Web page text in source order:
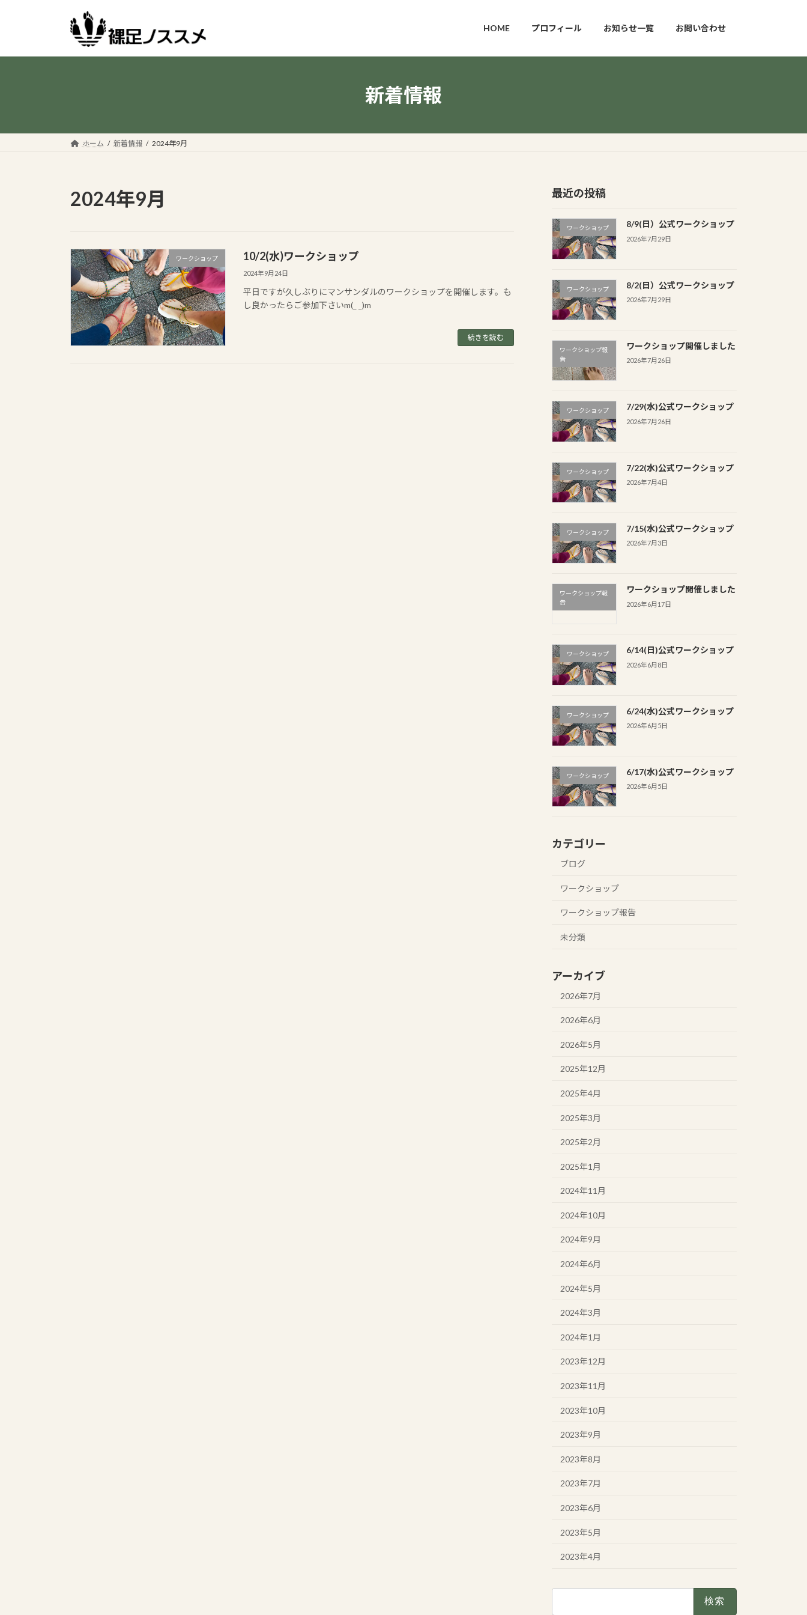
プ
動
HOME プロフィール お知らせ一覧 お問い合わせ
新着情報
ホーム 新着情報 2024年9月
2024年9月
ワークショップ 10/2(水)ワークショップ
2024年9月24日
平日ですが久しぶりにマンサンダルのワークショップを開催します。も
し良かったらご参加下さいm(_ _)m
続きを読む
最近の投稿
ワークショップ 8/9(日）公式ワークショップ
2026年7月29日
ワークショップ 8/2(日）公式ワークショップ
2026年7月29日
ワークショップ報
告
ワークショップ開催しました
2026年7月26日
ワークショップ 7/29(水)公式ワークショップ
2026年7月26日
ワークショップ 7/22(水)公式ワークショップ
2026年7月4日
ワークショップ 7/15(水)公式ワークショップ
2026年7月3日
ワークショップ報
告
ワークショップ開催しました
2026年6月17日
ワークショップ 6/14(日)公式ワークショップ
2026年6月8日
ワークショップ 6/24(水)公式ワークショップ
2026年6月5日
ワークショップ 6/17(水)公式ワークショップ
2026年6月5日
カテゴリー
ブログ
ワークショップ
ワークショップ報告
未分類
アーカイブ
2026年7月
2026年6月
2026年5月
2025年12月
2025年4月
2025年3月
2025年2月
2025年1月
2024年11月
2024年10月
2024年9月
2024年6月
2024年5月
2024年3月
2024年1月
2023年12月
2023年11月
2023年10月
2023年9月
2023年8月
2023年7月
2023年6月
2023年5月
2023年4月